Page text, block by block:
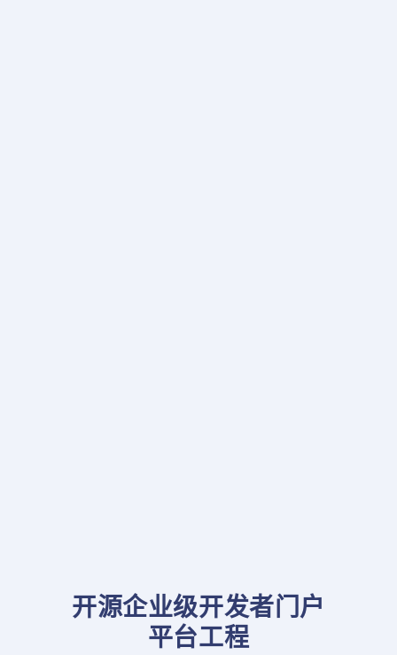
开源企业级开发者门户
平台工程